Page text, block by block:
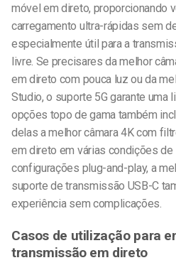
móvel em direto, proporcionando
carregamento ultra-rápidas sem
especialmente útil para a
livre. Se precisares da melhor
em direto com pouca luz ou da
Studio, o suporte 5G garante uma
opções topo de gama também
delas a melhor câmara 4K com
em direto em várias condições de
configurações plug-and-play, a
suporte de transmissão USB-C
experiência sem complicações.
Casos de utilização para
transmissão em direto